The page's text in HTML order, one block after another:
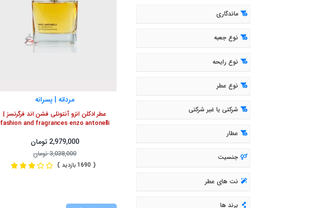
مردانه | پسرانه
عطر ادکلن انزو آنتونلی فشن اند فرگرنسز |
fashion and fragrances enzo antonelli
2,979,000 تومان
3,038,000 تومان
( 1690 بازدید )
ماندگاری
نوع جعبه
نوع رایحه
نوع عطر
شرکتی یا غیر شرکتی
عطار
جنسیت
نت های عطر
برند ها